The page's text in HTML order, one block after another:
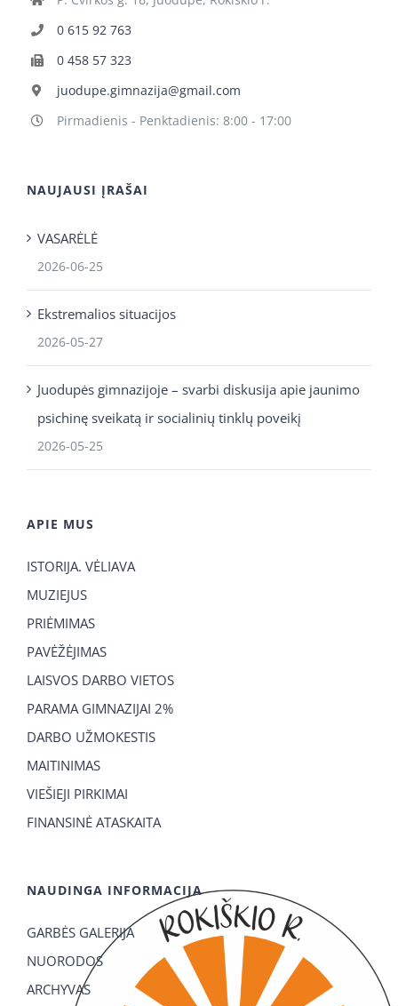
0 615 92 763
0 458 57 323
juodupe.gimnazija@gmail.com
Pirmadienis - Penktadienis: 8:00 - 17:00
NAUJAUSI ĮRAŠAI
VASARĖLĖ
2026-06-25
Ekstremalios situacijos
2026-05-27
Juodupės gimnazijoje – svarbi diskusija apie jaunimo
psichinę sveikatą ir socialinių tinklų poveikį
2026-05-25
APIE MUS
ISTORIJA. VĖLIAVA
MUZIEJUS
PRIĖMIMAS
PAVĖŽĖJIMAS
LAISVOS DARBO VIETOS
PARAMA GIMNAZIJAI 2%
DARBO UŽMOKESTIS
MAITINIMAS
VIEŠIEJI PIRKIMAI
FINANSINĖ ATASKAITA
NAUDINGA INFORMACIJA
GARBĖS GALERIJA
NUORODOS
ARCHYVAS